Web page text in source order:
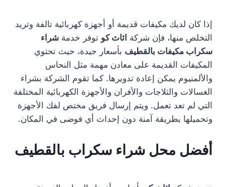
إذا كان لديك مكيفات قديمة أو أجهزة كهربائية تالفة وتريد
التخلص منها، فإن شركة اثاث كو توفر خدمةشراء
سكراب مكيفات بالقطيف بأسعار جيدة، حيث تحتوي
المكيفات القديمة على معادن مهمة مثل النحاس
والألمنيوم يمكن إعادة تدويرها. كما تقوم الشركة بشراء
الغسالات والثلاجات والأفران والأجهزة الكهربائية المختلفة
التي لم تعد تعمل. ويتم إرسال فريق مختص لفك الأجهزة
وتحميلها بطريقة آمنة دون إحداث أي فوضى في المكان.
أفضل محل شراء سكراب بالقطيف